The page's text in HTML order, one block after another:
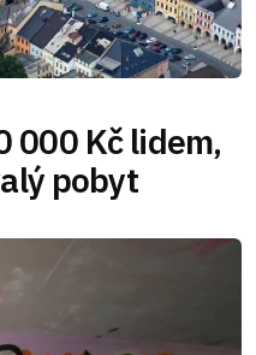
000 Kč lidem,
pobyt